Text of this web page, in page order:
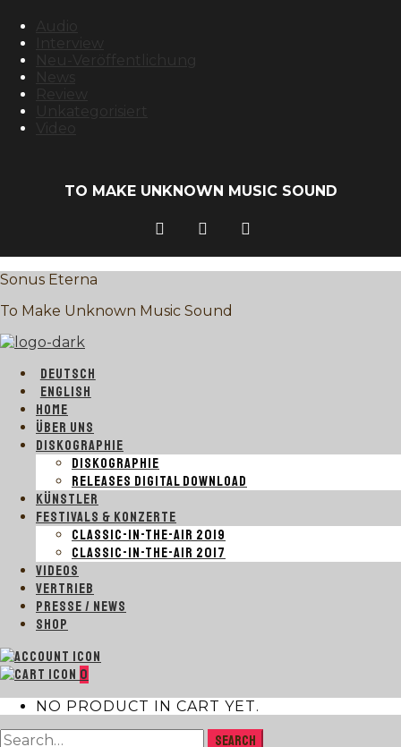
TO MAKE UNKNOWN MUSIC SOUND
Sonus Eterna
To Make Unknown Music Sound
DEUTSCH
ENGLISH
HOME
ÜBER UNS
DISKOGRAPHIE
DISKOGRAPHIE
RELEASES DIGITAL DOWNLOAD
KÜNSTLER
FESTIVALS & KONZERTE
CLASSIC-IN-THE-AIR 2019
CLASSIC-IN-THE-AIR 2017
VIDEOS
VERTRIEB
PRESSE / NEWS
SHOP
0
NO PRODUCT IN CART YET.